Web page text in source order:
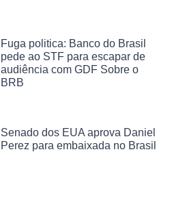
Fuga politica: Banco do Brasil
pede ao STF para escapar de
audiência com GDF Sobre o
BRB
Senado dos EUA aprova Daniel
Perez para embaixada no Brasil